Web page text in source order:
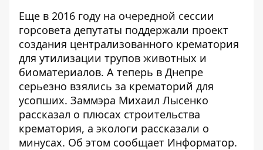
Еще в 2016 году на очередной сессии
горсовета депутаты поддержали проект
создания централизованного крематория
для утилизации трупов животных и
биоматериалов. А теперь в Днепре
серьезно взялись за крематорий для
усопших. Заммэра Михаил Лысенко
рассказал о плюсах строительства
крематория, а экологи рассказали о
минусах. Об этом сообщает Информатор.